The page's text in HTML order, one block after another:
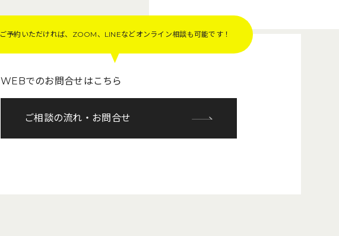
WEBでのお問合せはこちら
ご予約いただければ、ZOOM、LINEなどオンライン相談も可能です！
ご相談の流れ・お問合せ